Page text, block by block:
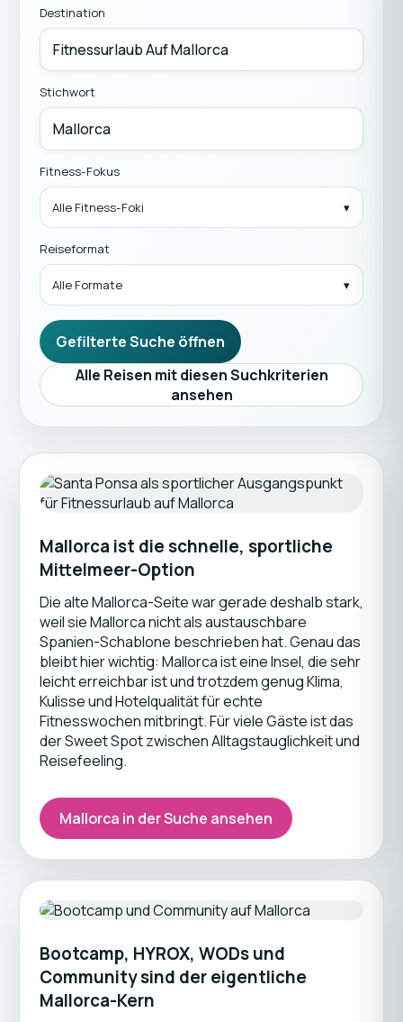
Destination
Stichwort
Fitness-Fokus
Alle Fitness-Foki
Reiseformat
Alle Formate
Gefilterte Suche öffnen
Alle Reisen mit diesen Suchkriterien
ansehen
Mallorca ist die schnelle, sportliche
Mittelmeer-Option
Die alte Mallorca-Seite war gerade deshalb stark,
weil sie Mallorca nicht als austauschbare
Spanien-Schablone beschrieben hat. Genau das
bleibt hier wichtig: Mallorca ist eine Insel, die sehr
leicht erreichbar ist und trotzdem genug Klima,
Kulisse und Hotelqualität für echte
Fitnesswochen mitbringt. Für viele Gäste ist das
der Sweet Spot zwischen Alltagstauglichkeit und
Reisefeeling.
Mallorca in der Suche ansehen
Bootcamp, HYROX, WODs und
Community sind der eigentliche
Mallorca-Kern